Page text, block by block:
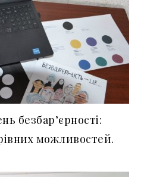
безбар’єрності:
можливостей.